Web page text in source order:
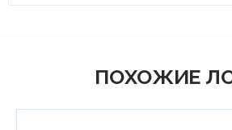
ПОХОЖИЕ